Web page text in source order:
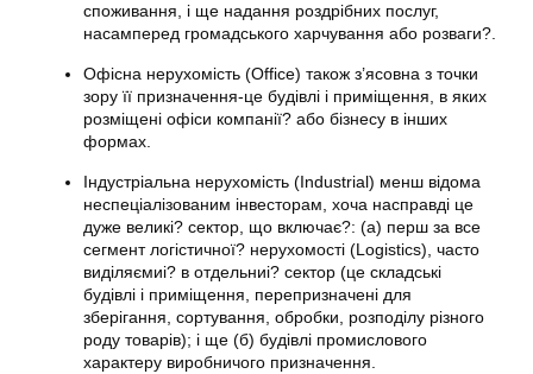
споживання, і ще надання роздрібних послуг,
насамперед громадського харчування або розваги?.
Офісна нерухомість (Office) також з’ясовна з точки
зору її призначення-це будівлі і приміщення, в яких
розміщені офіси компанії? або бізнесу в інших
формах.
Індустріальна нерухомість (Industrial) менш відома
неспеціалізованим інвесторам, хоча насправді це
дуже великі? сектор, що включає?: (а) перш за все
сегмент логістичної? нерухомості (Logistics), часто
виділяємиі? в отдельниі? сектор (це складські
будівлі і приміщення, перепризначені для
зберігання, сортування, обробки, розподілу різного
роду товарів); і ще (б) будівлі промислового
характеру виробничого призначення.